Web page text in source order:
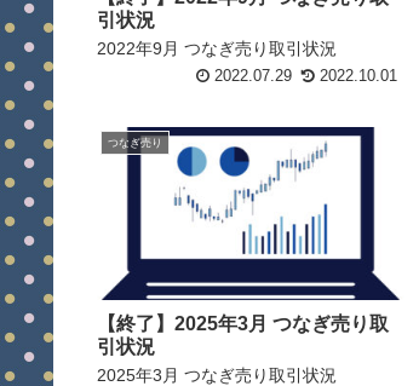
引状況
2022年9月 つなぎ売り取引状況
2022.07.29 2022.10.01
つなぎ売り
【終了】2025年3月 つなぎ売り取
引状況
2025年3月 つなぎ売り取引状況